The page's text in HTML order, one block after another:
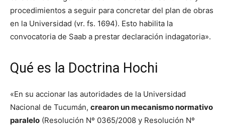
procedimientos a seguir para concretar del plan de obras
en la Universidad (vr. fs. 1694). Esto habilita la
convocatoria de Saab a prestar declaración indagatoria».
Qué es la Doctrina Hochi
«En su accionar las autoridades de la Universidad
Nacional de Tucumán, crearon un mecanismo normativo
paralelo (Resolución Nº 0365/2008 y Resolución Nº